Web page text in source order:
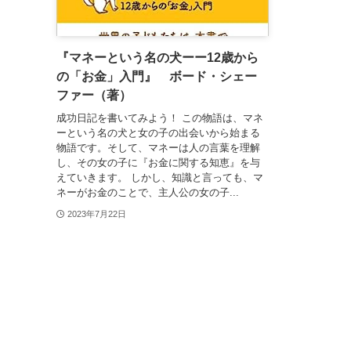
『マネーという名の犬ーー12歳から
の「お金」入門』 ボード・シェー
ファー（著）
成功日記を書いてみよう！ この物語は、マネ
ーという名の犬と女の子の出会いから始まる
物語です。そして、マネーは人の言葉を理解
し、その女の子に『お金に関する知恵』を与
えていきます。 しかし、知識と言っても、マ
ネーがお金のことで、主人公の女の子...
2023年7月22日